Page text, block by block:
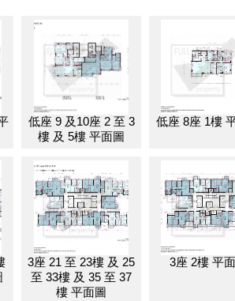
低座 9 及10座 2 至 3
樓 及 5樓 平面圖
低座 8座 1樓
3座 21 至 23樓 及 25
至 33樓 及 35 至 37
樓 平面圖
3座 2樓 平